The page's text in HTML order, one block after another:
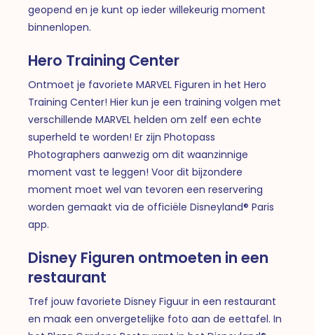
geopend en je kunt op ieder willekeurig moment
binnenlopen.
Hero Training Center
Ontmoet je favoriete MARVEL Figuren in het Hero
Training Center! Hier kun je een training volgen met
verschillende MARVEL helden om zelf een echte
superheld te worden! Er zijn Photopass
Photographers aanwezig om dit waanzinnige
moment vast te leggen! Voor dit bijzondere
moment moet wel van tevoren een reservering
worden gemaakt via de officiële Disneyland® Paris
app.
Disney Figuren ontmoeten in een
restaurant
Tref jouw favoriete Disney Figuur in een restaurant
en maak een onvergetelijke foto aan de eettafel. In